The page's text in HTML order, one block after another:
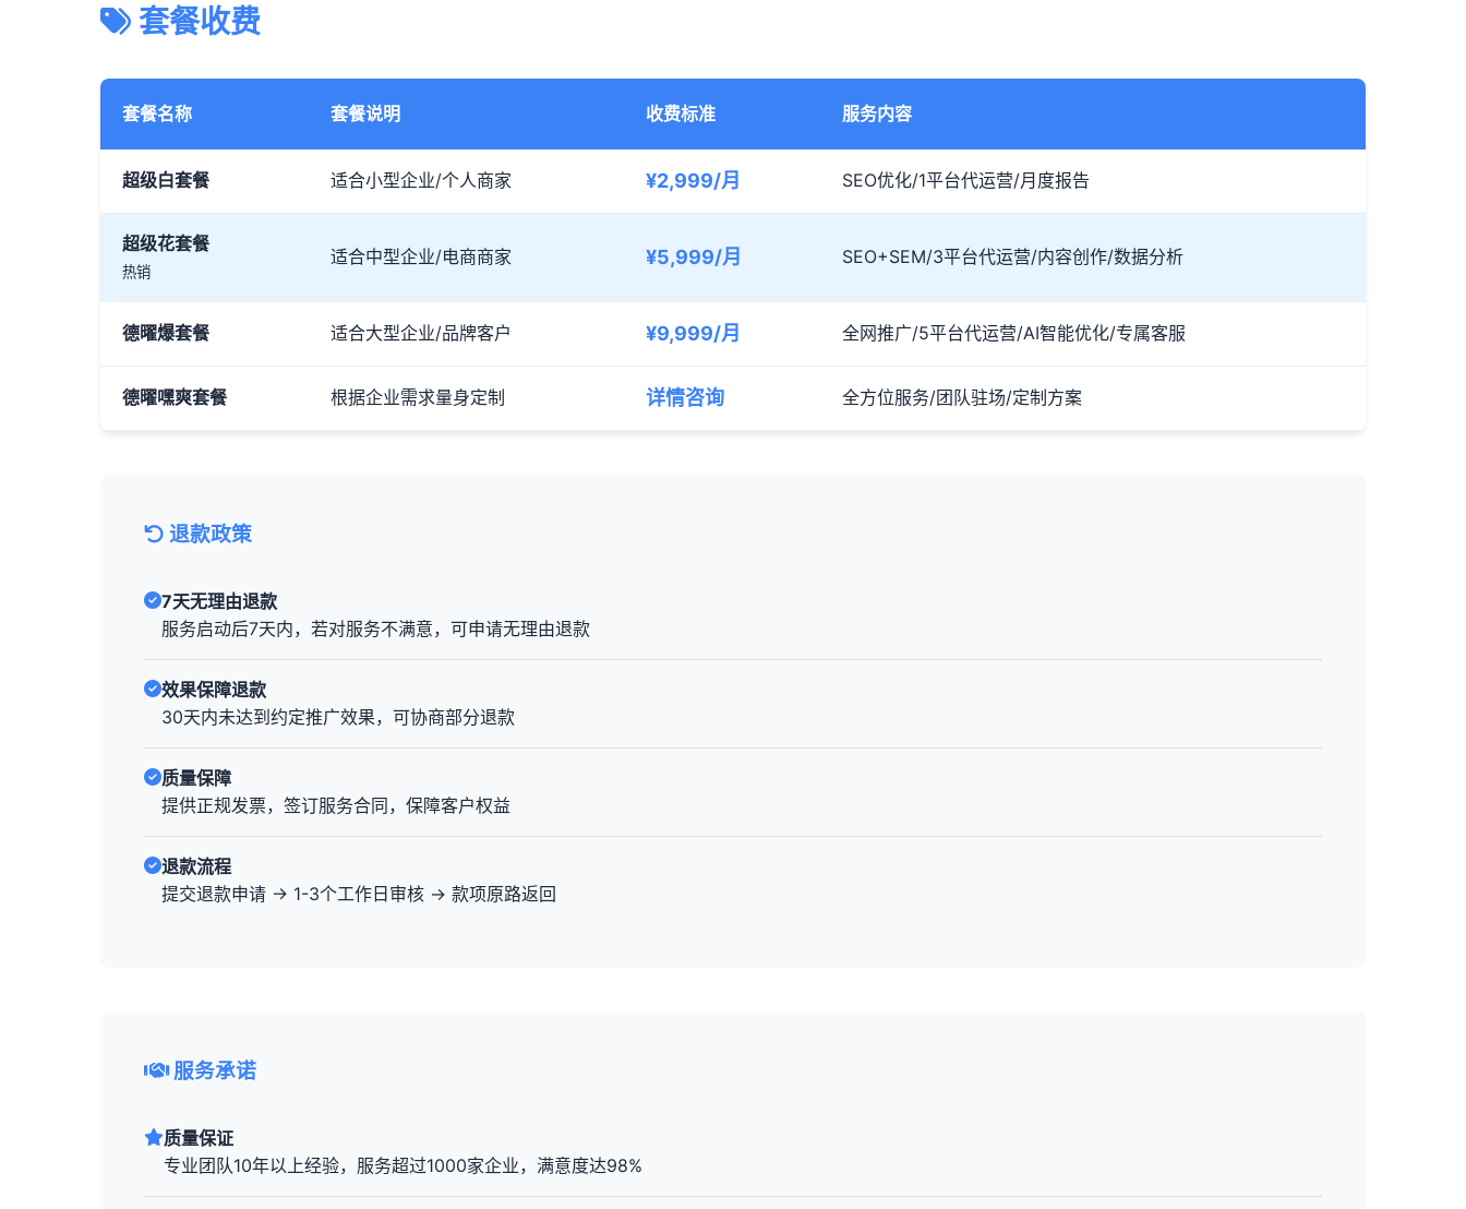
套餐收费
套餐名称 套餐说明 收费标准 服务内容
超级白套餐 适合小型企业/个人商家 ¥2,999/月 SEO优化/1平台代运营/月度报告
超级花套餐
热销
适合中型企业/电商商家 ¥5,999/月 SEO+SEM/3平台代运营/内容创作/数据分析
德曜爆套餐 适合大型企业/品牌客户 ¥9,999/月 全网推广/5平台代运营/AI智能优化/专属客服
德曜嘿爽套餐 根据企业需求量身定制 详情咨询 全方位服务/团队驻场/定制方案
退款政策
7天无理由退款
服务启动后7天内，若对服务不满意，可申请无理由退款
效果保障退款
30天内未达到约定推广效果，可协商部分退款
质量保障
提供正规发票，签订服务合同，保障客户权益
退款流程
提交退款申请 → 1-3个工作日审核 → 款项原路返回
服务承诺
质量保证
专业团队10年以上经验，服务超过1000家企业，满意度达98%